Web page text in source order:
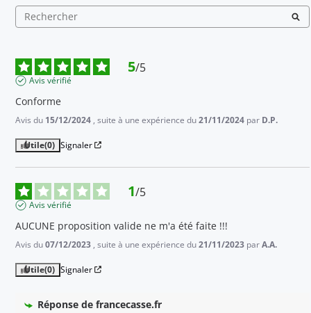
5/5
Avis vérifié
Conforme
Avis du 15/12/2024 , suite à une expérience du21/11/2024 par D.P.
Utile(0) Signaler
1/5
Avis vérifié
AUCUNE proposition valide ne m'a été faite !!!
Avis du07/12/2023 , suite à une expérience du21/11/2023 parA.A.
Utile(0) Signaler
Réponse de francecasse.fr